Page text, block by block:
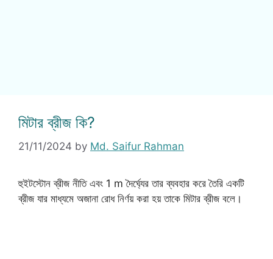
মিটার ব্রীজ কি?
21/11/2024 by Md. Saifur Rahman
হুইটস্টোন ব্রীজ নীতি এবং 1 m দৈর্ঘ্যের তার ব্যবহার করে তৈরি একটি
ব্রীজ যার মাধ্যমে অজানা রোধ নির্ণয় করা হয় তাকে মিটার ব্রীজ বলে।